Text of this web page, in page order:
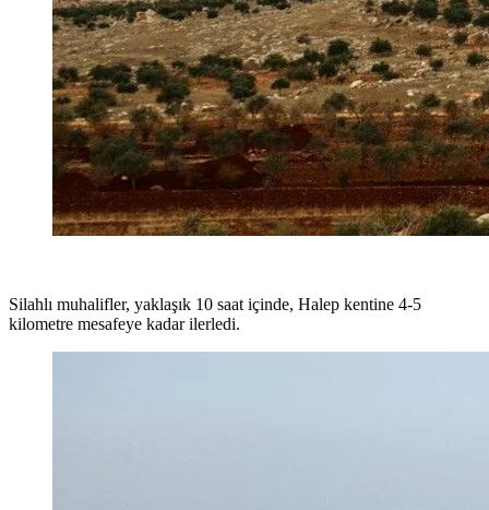
Silahlı muhalifler, yaklaşık 10 saat içinde, Halep kentine 4-5
kilometre mesafeye kadar ilerledi.